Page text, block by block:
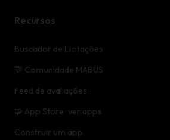
Recursos
Buscador de Licitações
💬 Comunidade MABUS
Feed de avaliações
🧩 App Store · ver apps
Construir um app